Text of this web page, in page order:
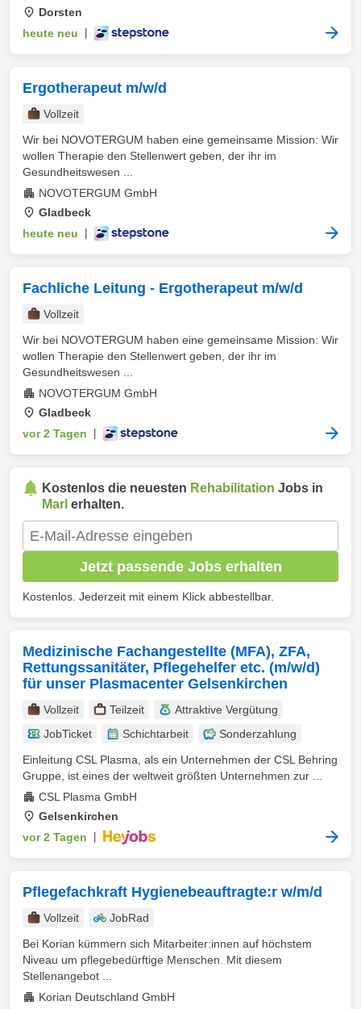
Dorsten
heute neu
Ergotherapeut m/w/d
Vollzeit
Wir bei NOVOTERGUM haben eine gemeinsame Mission: Wir
wollen Therapie den Stellenwert geben, der ihr im
Gesundheitswesen ...
NOVOTERGUM GmbH
Gladbeck
heute neu
Fachliche Leitung - Ergotherapeut m/w/d
Vollzeit
Wir bei NOVOTERGUM haben eine gemeinsame Mission: Wir
wollen Therapie den Stellenwert geben, der ihr im
Gesundheitswesen ...
NOVOTERGUM GmbH
Gladbeck
vor 2 Tagen
Kostenlos die neuesten Rehabilitation Jobs in
Marl erhalten.
Jetzt passende Jobs erhalten
Kostenlos. Jederzeit mit einem Klick abbestellbar.
Medizinische Fachangestellte (MFA), ZFA,
Rettungssanitäter, Pflegehelfer etc. (m/w/d)
für unser Plasmacenter Gelsenkirchen
Vollzeit Teilzeit
Attraktive Vergütung
JobTicket
Schichtarbeit
Sonderzahlung
Einleitung CSL Plasma, als ein Unternehmen der CSL Behring
Gruppe, ist eines der weltweit größten Unternehmen zur ...
CSL Plasma GmbH
Gelsenkirchen
vor 2 Tagen
Pflegefachkraft Hygienebeauftragte:r w/m/d
Vollzeit
JobRad
Bei Korian kümmern sich Mitarbeiter:innen auf höchstem
Niveau um pflegebedürftige Menschen. Mit diesem
Stellenangebot ...
Korian Deutschland GmbH